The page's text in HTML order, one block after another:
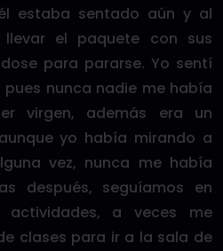
estaba sentado aún y al
el paquete con sus
para pararse. Yo sentí
nunca nadie me había
virgen, además era un
yo había mirando a
vez, nunca me había
después, seguíamos en
actividades, a veces me
clases para ir a la sala de